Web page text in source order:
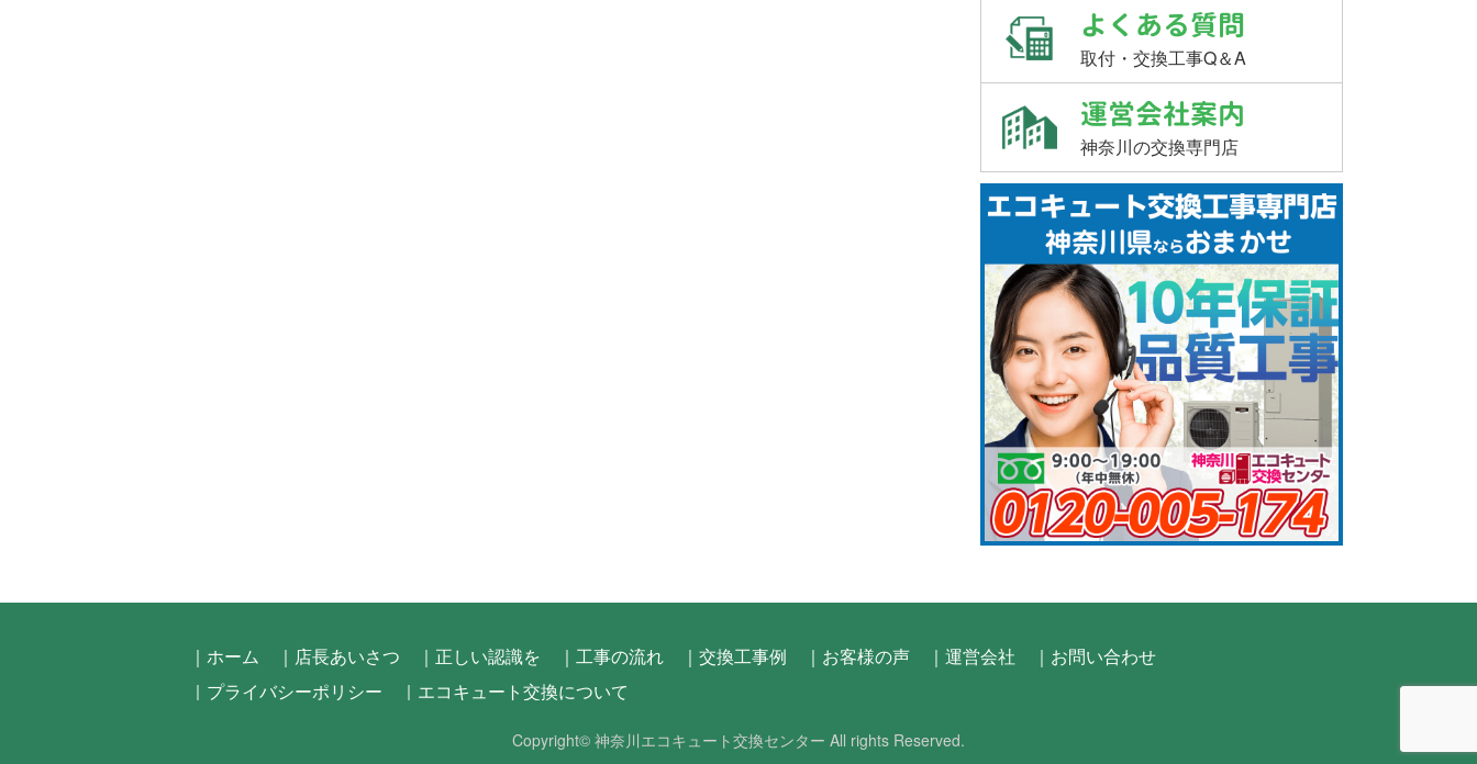
よくある質問
取付・交換工事Q＆A
運営会社案内
神奈川の交換専門店
｜ホーム ｜店長あいさつ ｜正しい認識を ｜工事の流れ ｜交換工事例 ｜お客様の声 ｜運営会社
｜お問い合わせ
｜プライバシーポリシー
｜エコキュート交換について
Copyright© 神奈川エコキュート交換センター All rights Reserved.